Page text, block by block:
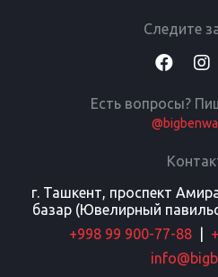
Следите
Есть вопросы?
г. Ташкент, проспект
базар (Ювелирный
+998 99 900-77-88